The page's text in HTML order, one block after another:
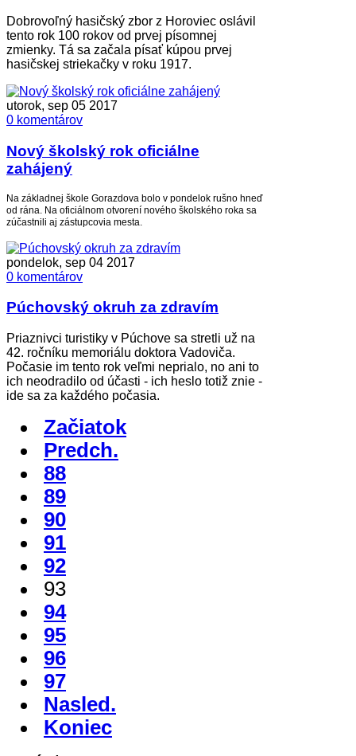
Dobrovoľný hasičský zbor z Horoviec oslávil
tento rok 100 rokov od prvej písomnej
zmienky. Tá sa začala písať kúpou prvej
hasičskej striekačky v roku 1917.
utorok, sep 05 2017
0 komentárov
Nový školský rok oficiálne
zahájený
Na základnej škole Gorazdova bolo v pondelok rušno hneď
od rána. Na oficiálnom otvorení nového školského roka sa
zúčastnili aj zástupcovia mesta.
pondelok, sep 04 2017
0 komentárov
Púchovský okruh za zdravím
Priaznivci turistiky v Púchove sa stretli už na
42. ročníku memoriálu doktora Vadoviča.
Počasie im tento rok veľmi neprialo, no ani to
ich neodradilo od účasti - ich heslo totiž znie -
ide sa za každého počasia.
Začiatok
Predch.
88
89
90
91
92
93
94
95
96
97
Nasled.
Koniec